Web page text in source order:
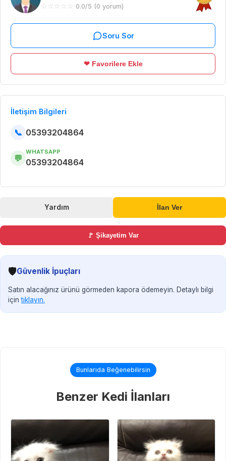
☆ ☆ ☆ ☆ ☆ 0.0/5 (0 yorum)
Soru Sor
❤ Favorilere Ekle
İletişim Bilgileri
📞 05393204864
💬
WHATSAPP
05393204864
Yardım İlan Ver
🚩 Şikayetim Var
🛡️Güvenlik İpuçları
Satın alacağınız ürünü görmeden kapora ödemeyin. Detaylı bilgi
içintıklayın.
Bunlarıda Beğenebilirsin
Benzer Kedi İlanları